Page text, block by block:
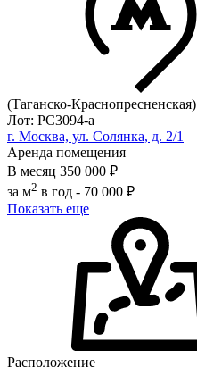
(Таганско-Краснопресненская)
Лот: РС3094-a
г. Москва, ул. Солянка, д. 2/1
Аренда помещения
В месяц 350 000 ₽
за м2 в год - 70 000 ₽
Показать еще
Расположение